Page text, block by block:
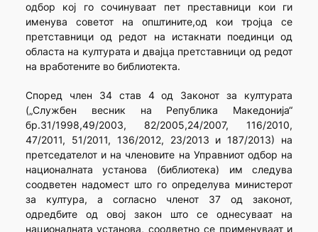
одбор кој го сочинуваат пет преставници кои ги
именува советот на општините,од кои тројца се
претставници од редот на истакнати поединци од
областа на културата и двајца претставници од редот
на вработените во библиотекта.
Според член 34 став 4 од Законот за културата
(„Службен весник на Република Македонија“
бр.31/1998,49/2003, 82/2005,24/2007, 116/2010,
47/2011, 51/2011, 136/2012, 23/2013 и 187/2013) на
претседателот и на членовите на Управниот одбор на
националната установа (библиотека) им следува
соодветен надомест што го определува министерот
за култура, а согласно членот 37 од законот,
одредбите од овој закон што се однесуваат на
националната установа, соодветно се применуваат и